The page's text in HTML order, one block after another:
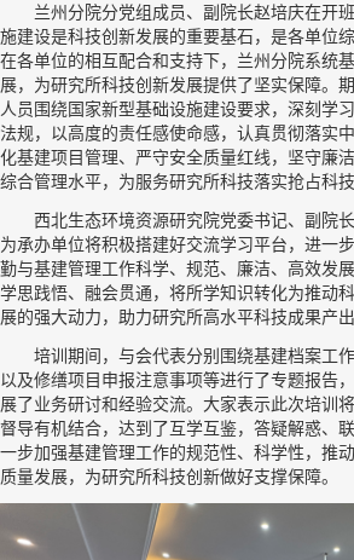
兰州分院分党组成员、副院长赵培庆在开
施建设是科技创新发展的重要基石，是各单位
在各单位的相互配合和支持下，兰州分院系统
展，为研究所科技创新发展提供了坚实保障。
人员围绕国家新型基础设施建设要求，深刻学
法规，以高度的责任感使命感，认真贯彻落实
化基建项目管理、严守安全质量红线，坚守廉
综合管理水平，为服务研究所科技落实抢占科
西北生态环境资源研究院党委书记、副院
为承办单位将积极搭建好交流学习平台，进一
勤与基建管理工作科学、规范、廉洁、高效发
学思践悟、融会贯通，将所学知识转化为推动
展的强大动力，助力研究所高水平科技成果产出
培训期间，与会代表分别围绕基建档案工
以及修缮项目申报注意事项等进行了专题报告
展了业务研讨和经验交流。大家表示此次培训
督导有机结合，达到了互学互鉴，答疑解惑、
一步加强基建管理工作的规范性、科学性，推
质量发展，为研究所科技创新做好支撑保障。